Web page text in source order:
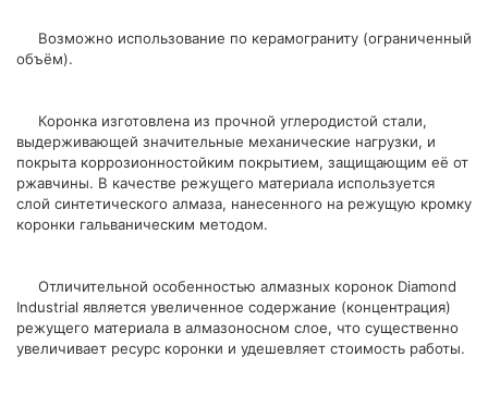
Возможно использование по керамограниту (ограниченный
объём).
Коронка изготовлена из прочной углеродистой стали,
выдерживающей значительные механические нагрузки, и
покрыта коррозионностойким покрытием, защищающим её от
ржавчины. В качестве режущего материала используется
слой синтетического алмаза, нанесенного на режущую кромку
коронки гальваническим методом.
Отличительной особенностью алмазных коронок Diamond
Industrial является увеличенное содержание (концентрация)
режущего материала в алмазоносном слое, что существенно
увеличивает ресурс коронки и удешевляет стоимость работы.